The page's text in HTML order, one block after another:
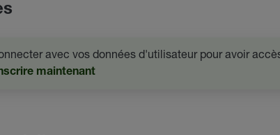
avec vos données d'utilisateur pour avoir
maintenant